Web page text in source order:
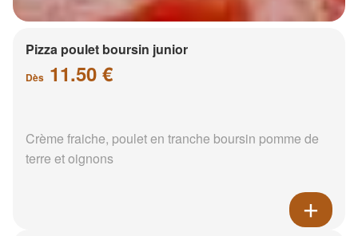
Pizza poulet boursin junior
Dès 11.50 €
Crème fraiche, poulet en tranche boursin pomme de
terre et oignons